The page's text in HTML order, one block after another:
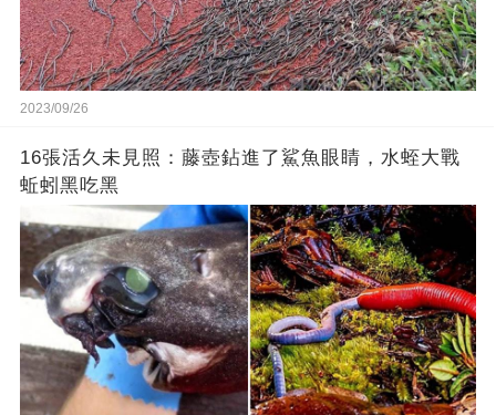
2023/09/26
16張活久未見照：藤壺鉆進了鯊魚眼睛，水蛭大戰
蚯蚓黑吃黑